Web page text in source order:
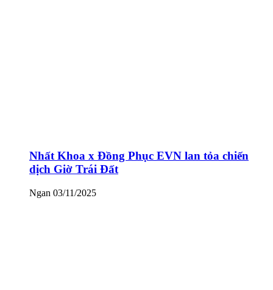
Nhất Khoa x Đồng Phục EVN lan tỏa chiến
dịch Giờ Trái Đất
Ngan 03/11/2025